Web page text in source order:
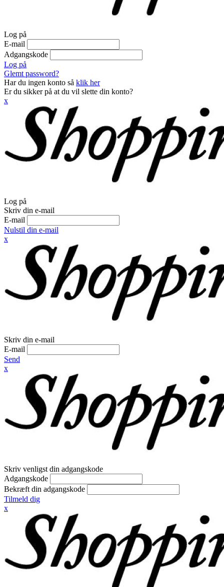
Log på
E-mail
Adgangskode
Log på
Glemt password?
Har du ingen konto så klik her
Er du sikker på at du vil slette din konto?
x
Log på
Skriv din e-mail
E-mail
Nulstil din e-mail
x
Skriv din e-mail
E-mail
Send
x
Skriv venligst din adgangskode
Adgangskode
Bekræft din adgangskode
Tilmeld dig
x